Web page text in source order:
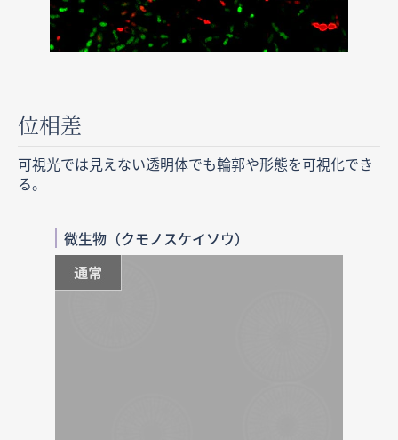
位相差
可視光では見えない透明体でも輪郭や形態を可視化でき
る。
微生物（クモノスケイソウ）